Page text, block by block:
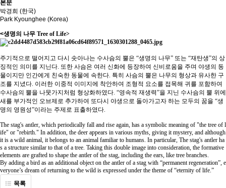
본문
박경희 (한국)
Park Kyounghee (Korea)
​<생명의 나무 Tree of Life>
주기적으로 떨어지고 다시 솟아나는 수사슴의 뿔은 “생명의 나무” 또는 “재탄생”의 상
징적인 의미를 지닌다. 또한 사슴은 여러 신화에 등장하여 신비로움을 주며 야생의 동
물이지만 인간에게 친숙한 동물에 속한다. 특히 사슴의 뿔은 나무의 형상과 유사한 구
조를 지녔다. 이러한 이중적 이미지에 착안하여 조형적 요소를 접목해 귀를 포함하여
수사슴의 뿔을 나뭇가지처럼 형상화하였다. “영속적 재생력”을 지닌 수사슴의 뿔 위에
새를 부가적인 오브제로 추가하여 또다시 야생으로 돌아가고자 하는 모두의 꿈을 “생
명의 영원성”이라는 주제로 표출하였다.
The stag's antler, which periodically fall and rise again, has a symbolic meaning of "the tree of l
ife" or "rebirth." In addition, the deer appears in various myths, giving it mystery, and although
it is a wild animal, it belongs to an animal familiar to humans. In particular, The stag's antler ha
s a structure similar to that of a tree. Taking this double image into consideration, the formative
elements are grafted to shape the antler of the stag, including the ears, like tree branches.
By adding a bird as an additional object on the antler of a stag with “permanent regeneration”, e
veryone’s dream of returning to the wild is expressed under the theme of “eternity of life.”
목록